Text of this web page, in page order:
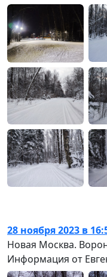
28 ноября 2023 в
Новая Москва.
Информация от